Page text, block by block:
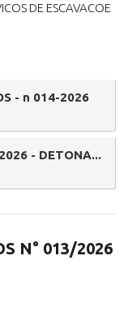
DE ESCAVACOE
- n 014-2026
- DETONA...
N° 013/2026